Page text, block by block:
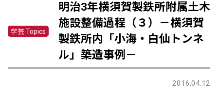
学芸 Topics
明治3年横須賀製鉄所附属土木
施設整備過程（３）－横須賀
製鉄所内「小海・白仙トンネ
ル」築造事例－
2016.04.12